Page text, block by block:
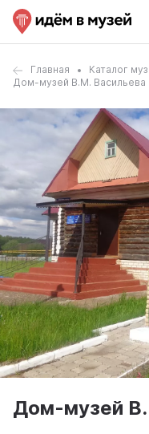
Главная Каталог
Дом-музей В.М. Васильева
Дом-музей